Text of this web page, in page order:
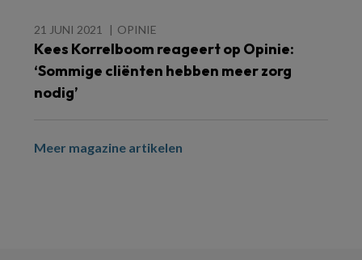
21 JUNI 2021 OPINIE
Kees Korrelboom reageert op Opinie:
‘Sommige cliënten hebben meer zorg
nodig’
Meer magazine artikelen